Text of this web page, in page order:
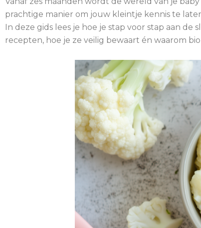
prachtige manier om jouw kleintje kennis te
In deze gids lees je hoe je stap voor stap aan
recepten, hoe je ze veilig bewaart én waarom